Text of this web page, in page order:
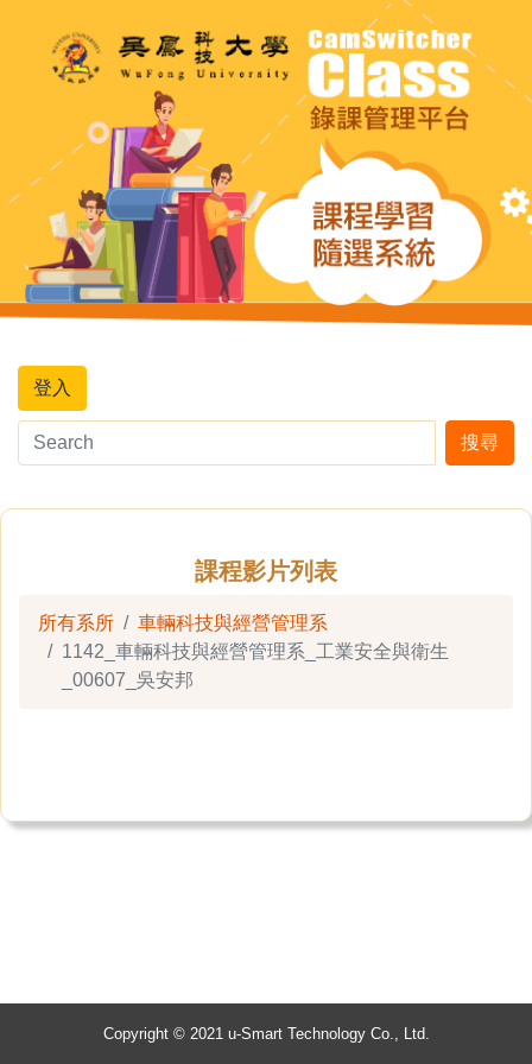
登入
搜尋
課程影片列表
所有系所
車輛科技與經營管理系
1142_車輛科技與經營管理系_工業安全與衛生
_00607_吳安邦
Copyright © 2021 u-Smart Technology Co., Ltd.